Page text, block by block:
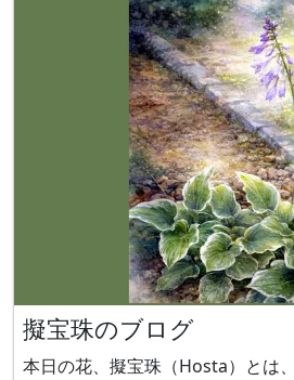
形、④根の形。 回答はかぎけん
擬宝珠のブログ
本日の花、擬宝珠（Hosta）とは